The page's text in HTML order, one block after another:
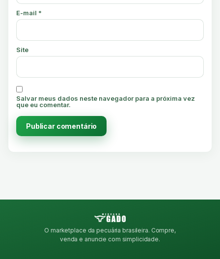
E-mail *
Site
Salvar meus dados neste navegador para a próxima vez
que eu comentar.
O marketplace da pecuária brasileira. Compre,
venda e anuncie com simplicidade.